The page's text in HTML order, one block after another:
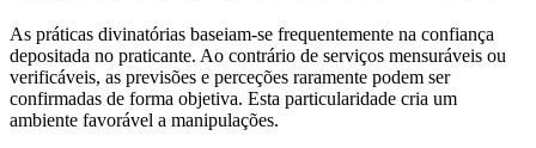
As práticas divinatórias baseiam-se frequentemente na confiança
depositada no praticante. Ao contrário de serviços mensuráveis ou
verificáveis, as previsões e perceções raramente podem ser
confirmadas de forma objetiva. Esta particularidade cria um
ambiente favorável a manipulações.